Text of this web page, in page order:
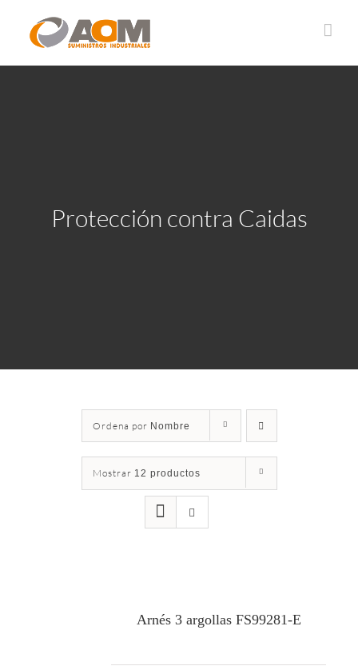
Protección contra Caidas
Ordena por Nombre
Mostrar 12 productos
Arnés 3 argollas FS99281-E